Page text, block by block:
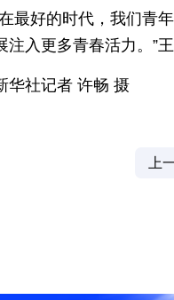
最好的时代，我们青
注入更多青春活力。”王
华社记者 许畅 摄
上